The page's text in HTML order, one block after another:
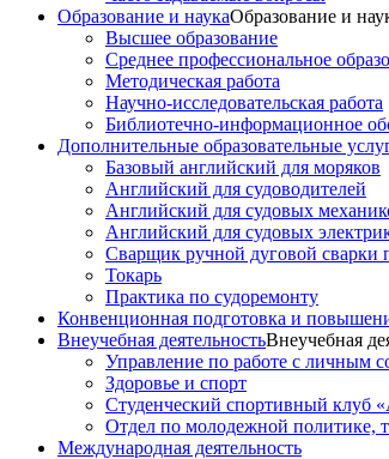
Образование и наукаОбразование и
Высшее образование
Среднее профессиональное
Методическая работа
Научно-исследовательская работа
Библиотечно-информационное
Дополнительные образовательные
Базовый английский для моряков
Английский для судоводителей
Английский для судовых
Английский для судовых
Cварщик ручной дуговой
Токарь
Практика по судоремонту
Конвенционная подготовка и
Внеучебная деятельностьВнеучебная
Управление по работе с личным
Здоровье и спорт
Студенческий спортивный клуб
Отдел по молодежной
Международная деятельность